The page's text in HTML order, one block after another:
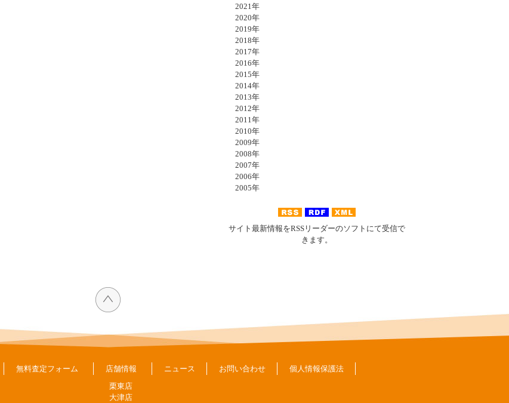
2021年
2020年
2019年
2018年
2017年
2016年
2015年
2014年
2013年
2012年
2011年
2010年
2009年
2008年
2007年
2006年
2005年
サイト最新情報をRSSリーダーのソフトにて受信で
きます。
無料査定フォーム
店舗情報
栗東店
大津店
ニュース お問い合わせ 個人情報保護法